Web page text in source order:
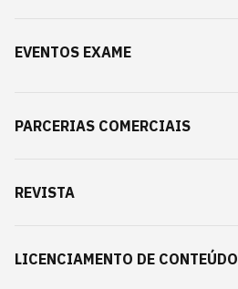
EVENTOS EXAME
PARCERIAS COMERCIAIS
REVISTA
LICENCIAMENTO DE CONTEÚDO